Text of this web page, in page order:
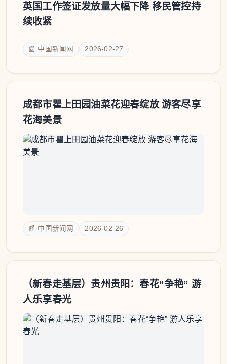
英国工作签证发放量大幅下降 移民管控持
续收紧
📰 中国新闻网 2026-02-27
成都市瞿上田园油菜花迎春绽放 游客尽享
花海美景
📰 中国新闻网 2026-02-26
（新春走基层）贵州贵阳：春花“争艳” 游
人乐享春光